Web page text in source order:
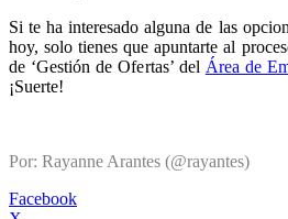
Si te ha interesado alguna de las
hoy, solo tienes que apuntarte al
de ‘Gestión de Ofertas’ del Área de
¡Suerte!
Por: Rayanne Arantes (@rayantes)
Facebook